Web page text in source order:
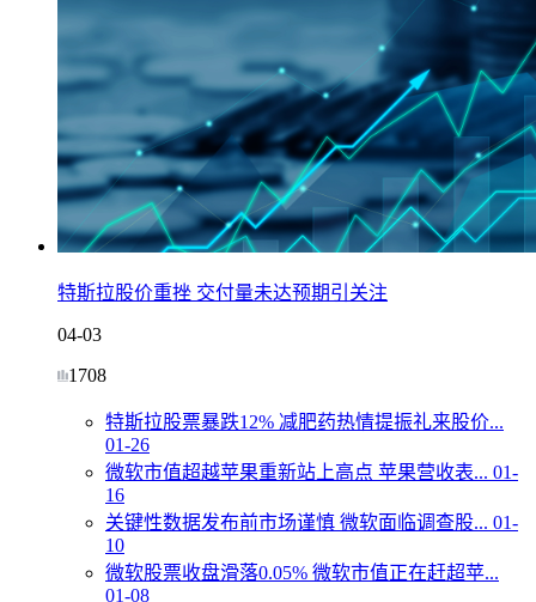
特斯拉股价重挫 交付量未达预期引关注
04-03
1708
特斯拉股票暴跌12% 减肥药热情提振礼来股价...
01-26
微软市值超越苹果重新站上高点 苹果营收表... 01-
16
关键性数据发布前市场谨慎 微软面临调查股... 01-
10
微软股票收盘滑落0.05% 微软市值正在赶超苹...
01-08